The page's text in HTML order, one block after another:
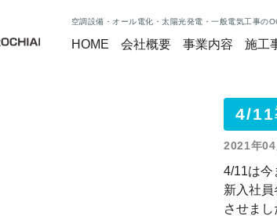
空調設備・オール電化・太陽光発電・一般電気工事の
HOME 会社概要 事業内容 施工
4/11
2021年04
4/11は今
新入社
させま